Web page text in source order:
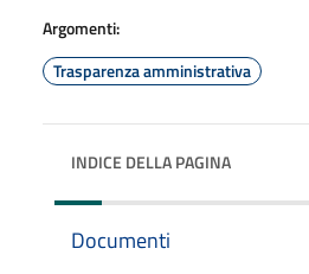
Argomenti:
Trasparenza amministrativa
INDICE DELLA PAGINA
Documenti